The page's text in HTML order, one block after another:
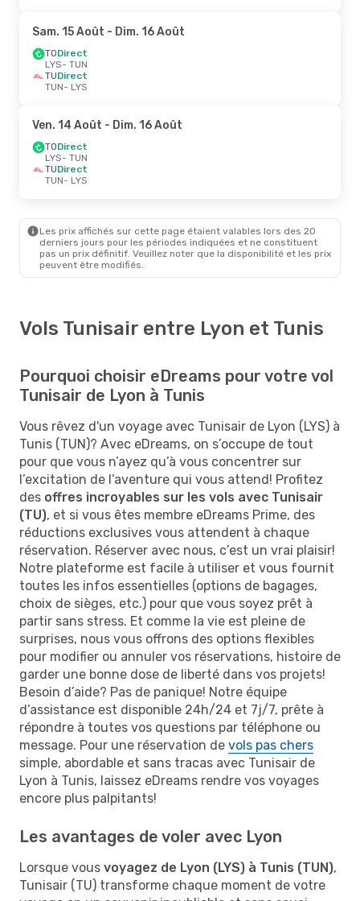
Sam. 15 Août - Dim. 16 Août
TODirect
LYS- TUN
TUDirect
TUN- LYS
Ven. 14 Août - Dim. 16 Août
TODirect
LYS- TUN
TUDirect
TUN- LYS
Les prix affichés sur cette page étaient valables lors des 20
derniers jours pour les périodes indiquées et ne constituent
pas un prix définitif. Veuillez noter que la disponibilité et les prix
peuvent être modifiés.
Vols Tunisair entre Lyon et Tunis
Pourquoi choisir eDreams pour votre vol
Tunisair de Lyon à Tunis
Vous rêvez d'un voyage avec Tunisair de Lyon (LYS) à
Tunis (TUN)? Avec eDreams, on s’occupe de tout
pour que vous n’ayez qu’à vous concentrer sur
l’excitation de l’aventure qui vous attend! Profitez
des offres incroyables sur les vols avec Tunisair
(TU), et si vous êtes membre eDreams Prime, des
réductions exclusives vous attendent à chaque
réservation. Réserver avec nous, c’est un vrai plaisir!
Notre plateforme est facile à utiliser et vous fournit
toutes les infos essentielles (options de bagages,
choix de sièges, etc.) pour que vous soyez prêt à
partir sans stress. Et comme la vie est pleine de
surprises, nous vous offrons des options flexibles
pour modifier ou annuler vos réservations, histoire de
garder une bonne dose de liberté dans vos projets!
Besoin d’aide? Pas de panique! Notre équipe
d’assistance est disponible 24h/24 et 7j/7, prête à
répondre à toutes vos questions par téléphone ou
message. Pour une réservation de vols pas chers
simple, abordable et sans tracas avec Tunisair de
Lyon à Tunis, laissez eDreams rendre vos voyages
encore plus palpitants!
Les avantages de voler avec Lyon
Lorsque vous voyagez de Lyon (LYS) à Tunis (TUN),
Tunisair (TU) transforme chaque moment de votre